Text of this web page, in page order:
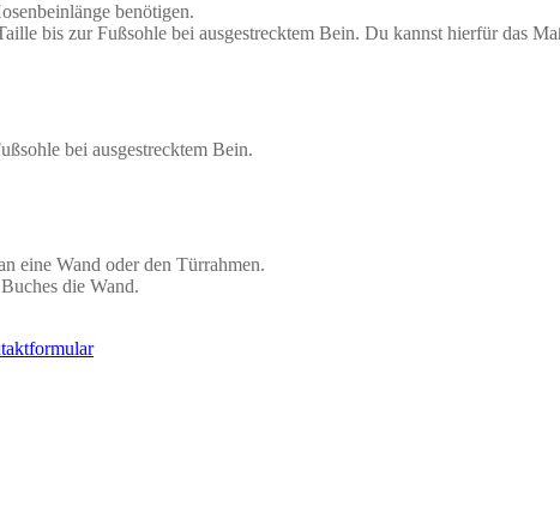
benötigen.
bis zur Fußsohle bei ausgestrecktem Bein. Du kannst hierfür das
bei ausgestrecktem Bein.
eine Wand oder den Türrahmen.
die Wand.